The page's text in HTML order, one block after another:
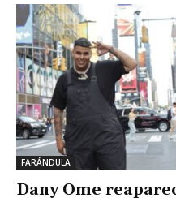
FARÁNDULA
Dany Ome